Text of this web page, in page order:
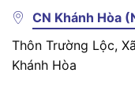
CN Khánh Hòa
Thôn Trường Lộc,
Khánh Hòa